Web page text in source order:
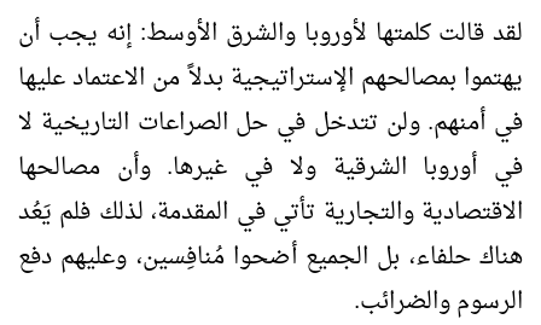
لقد قالت كلمتها لأوروبا والشرق الأوسط: إنه يجب أن
يهتموا بمصالحهم الإستراتيجية بدلاً من الاعتماد عليها
في أمنهم. ولن تتدخل في حل الصراعات التاريخية لا
في أوروبا الشرقية ولا في غيرها. وأن مصالحها
الاقتصادية والتجارية تأتي في المقدمة، لذلك فلم يَعُد
هناك حلفاء، بل الجميع أضحوا مُنافِسين، وعليهم دفع
الرسوم والضرائب.